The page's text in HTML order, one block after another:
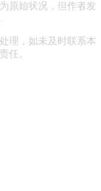
原始状况，但作者发
理，如未及时联系本
任。